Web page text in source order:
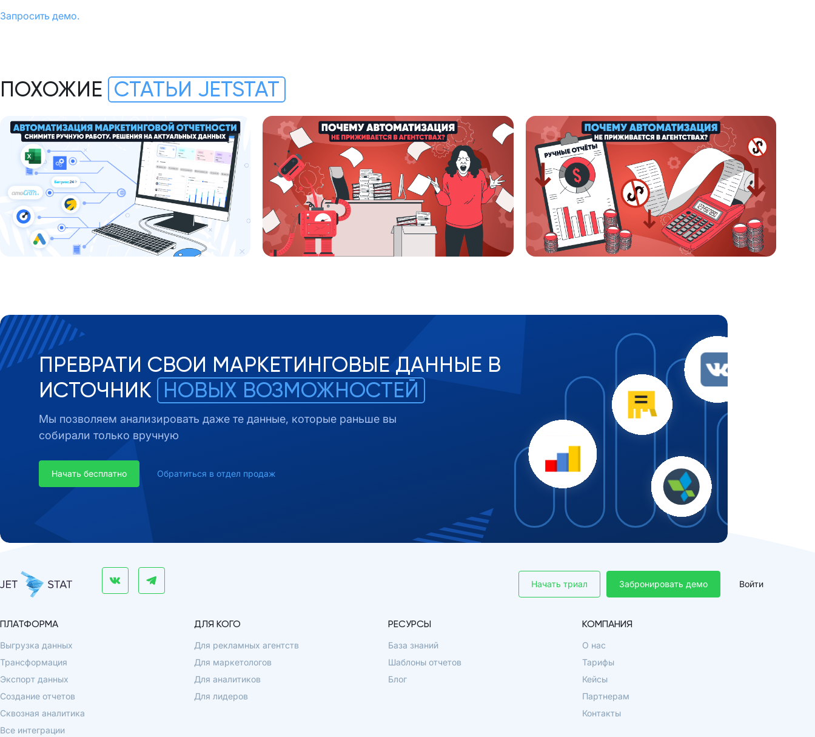
Запросить демо.
ПОХОЖИЕ СТАТЬИ JETSTAT
ПРЕВРАТИ СВОИ МАРКЕТИНГОВЫЕ ДАННЫЕ В
ИСТОЧНИК
НОВЫХ ВОЗМОЖНОСТЕЙ
Мы позволяем анализировать даже те данные, которые раньше вы
собирали только вручную
Начать бесплатно Обратиться в отдел продаж
Забронировать демо
Начать триал Войти
ПЛАТФОРМА
Выгрузка данных
Трансформация
Экспорт данных
Создание отчетов
Сквозная аналитика
Все интеграции
ДЛЯ КОГО
Для рекламных агентств
Для маркетологов
Для аналитиков
Для лидеров
РЕСУРСЫ
База знаний
Шаблоны отчетов
Блог
КОМПАНИЯ
О нас
Тарифы
Кейсы
Партнерам
Контакты